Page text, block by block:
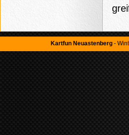
Kartfun Neuastenberg -